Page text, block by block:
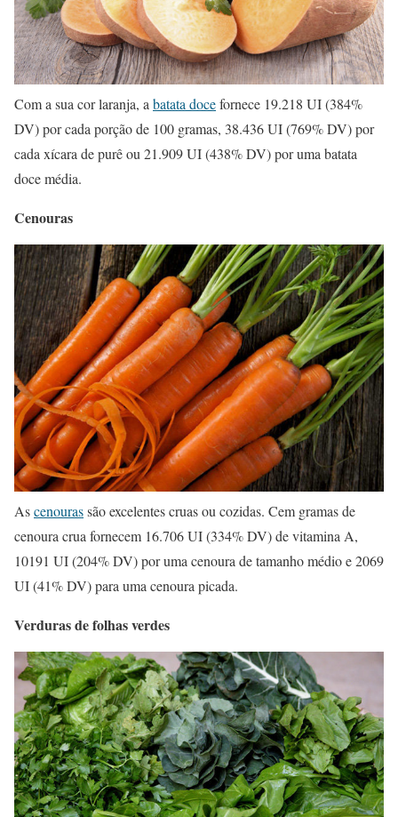
Com a sua cor laranja, abatata docefornece 19.218 UI (384%
DV) por cada porção de 100 gramas, 38.436 UI (769% DV) por
cada xícara de purê ou 21.909 UI (438% DV) por uma batata
doce média.
Cenouras
Ascenourassão excelentes cruas ou cozidas. Cem gramas de
cenoura crua fornecem 16.706 UI (334% DV) de vitamina A,
10191 UI (204% DV) por uma cenoura de tamanho médio e 2069
UI (41% DV) para uma cenoura picada.
Verduras de folhas verdes